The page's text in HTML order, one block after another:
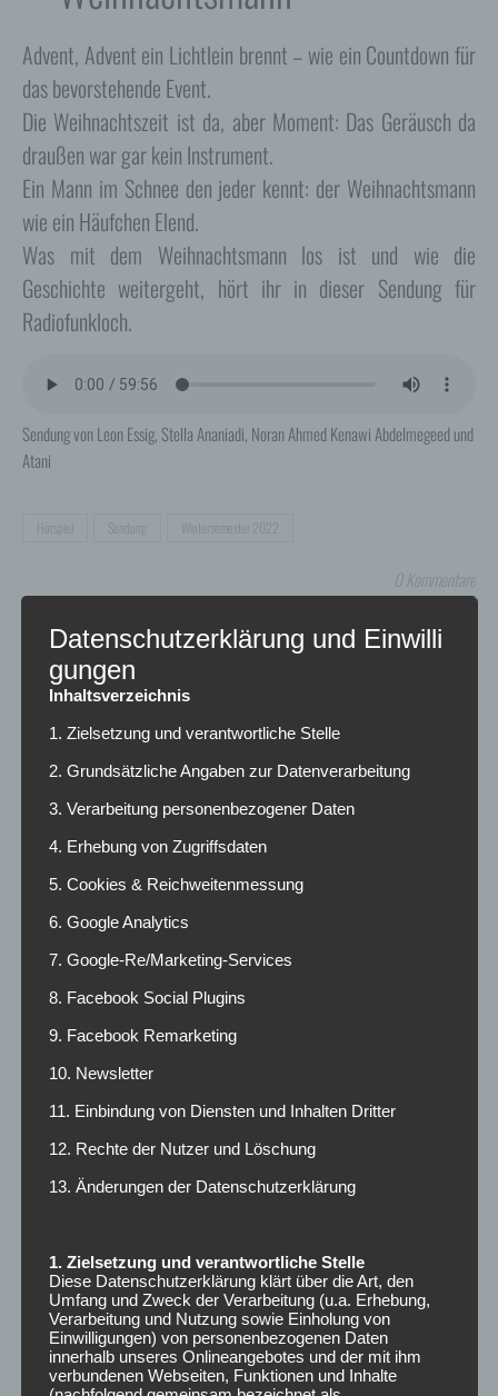
Advent, Advent ein Lichtlein brennt – wie ein Countdown für
das bevorstehende Event.
Die Weihnachtszeit ist da, aber Moment: Das Geräusch da
draußen war gar kein Instrument.
Ein Mann im Schnee den jeder kennt: der Weihnachtsmann
wie ein Häufchen Elend.
Was mit dem Weihnachtsmann los ist und wie die
Geschichte weitergeht, hört ihr in dieser Sendung für
Radiofunkloch.
Sendung von Leon Essig, Stella Ananiadi, Noran Ahmed Kenawi Abdelmegeed und
Atani
Hörspiel Sendung Wintersemester 2022
0 Kommentare
EINE ANTWORT SCHREIBEN
Deine E-Mail-Adresse wird nicht veröffentlicht.Erforderliche Felder sind mit
markiert
Name*
E-Mail-Adresse*
Website
Kommentieren
Datenschutzerklärung und Einwilli
gungen
Inhaltsverzeichnis
1. Zielsetzung und verantwortliche Stelle
2. Grundsätzliche Angaben zur Datenverarbeitung
3. Verarbeitung personenbezogener Daten
4. Erhebung von Zugriffsdaten
5. Cookies & Reichweitenmessung
6. Google Analytics
7. Google-Re/Marketing-Services
8. Facebook Social Plugins
9. Facebook Remarketing
10. Newsletter
11. Einbindung von Diensten und Inhalten Dritter
12. Rechte der Nutzer und Löschung
13. Änderungen der Datenschutzerklärung
1. Zielsetzung und verantwortliche Stelle
Diese Datenschutzerklärung klärt über die Art, den
Umfang und Zweck der Verarbeitung (u.a. Erhebung,
Verarbeitung und Nutzung sowie Einholung von
Einwilligungen) von personenbezogenen Daten
innerhalb unseres Onlineangebotes und der mit ihm
verbundenen Webseiten, Funktionen und Inhalte